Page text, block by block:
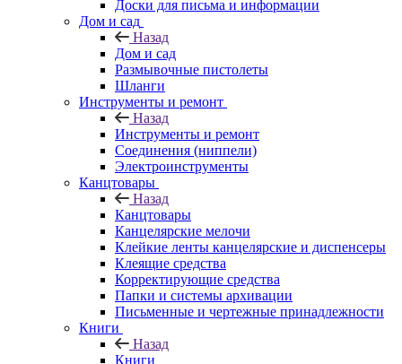
Доски для письма и информации
Дом и сад
Назад
Дом и сад
Размывочные пистолеты
Шланги
Инструменты и ремонт
Назад
Инструменты и ремонт
Соединения (ниппели)
Электроинструменты
Канцтовары
Назад
Канцтовары
Канцелярские мелочи
Клейкие ленты канцелярские и диспенсеры
Клеящие средства
Корректирующие средства
Папки и системы архивации
Письменные и чертежные принадлежности
Книги
Назад
Книги